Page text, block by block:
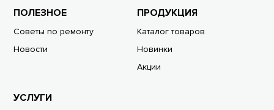
ПОЛЕЗНОЕ
Советы по ремонту
Новости
ПРОДУКЦИЯ
Каталог товаров
Новинки
Акции
УСЛУГИ